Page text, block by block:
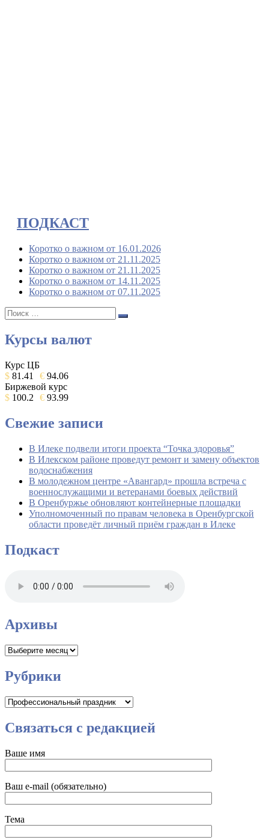
ПОДКАСТ
Коротко о важном от 16.01.2026
Коротко о важном от 21.11.2025
Коротко о важном от 21.11.2025
Коротко о важном от 14.11.2025
Коротко о важном от 07.11.2025
Поиск:
Поиск
Курсы валют
Курс ЦБ
$ 81.41 € 94.06
Биржевой курс
$ 100.2 € 93.99
Свежие записи
В Илеке подвели итоги проекта “Точка здоровья”
В Илекском районе проведут ремонт и замену объектов
водоснабжения
В молодежном центре «Авангард» прошла встреча с
военнослужащими и ветеранами боевых действий
В Оренбуржье обновляют контейнерные площадки
Уполномоченный по правам человека в Оренбургской
области проведёт личный приём граждан в Илеке
Подкаст
Архивы
Архивы
Рубрики
Рубрики
Связаться с редакцией
Ваше имя
Ваш e-mail (обязательно)
Тема